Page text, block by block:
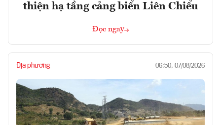
thiện hạ tầng cảng biển Liên Chiểu
Đọc ngay
Địa phương 06:50, 07/08/2026